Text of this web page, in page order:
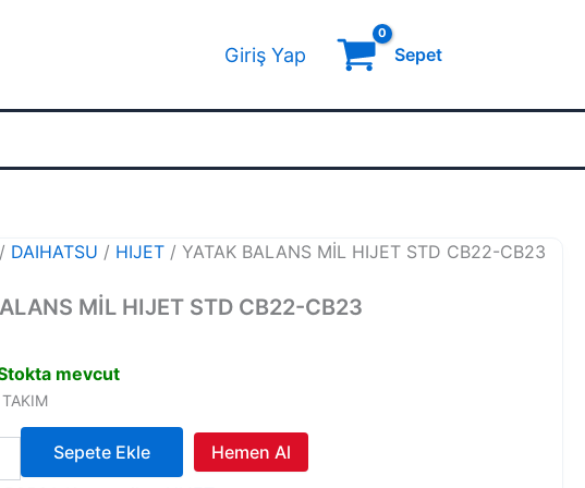
Giriş Yap Sepet
/ DAIHATSU / HIJET / YATAK BALANS MİL HIJET STD CB22-CB23
MİL HIJET STD CB22-CB23
mevcut
TAKIM
Sepete Ekle
Hemen Al